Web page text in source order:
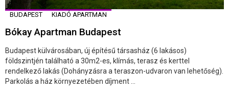
BUDAPEST KIADÓ APARTMAN
Bókay Apartman Budapest
Budapest külvárosában, új építésű társasház (6 lakásos)
földszintjén található a 30m2-es, klímás, terasz és kerttel
rendelkező lakás (Dohányzásra a teraszon-udvaron van lehetőség).
Parkolás a ház környezetében díjment ...